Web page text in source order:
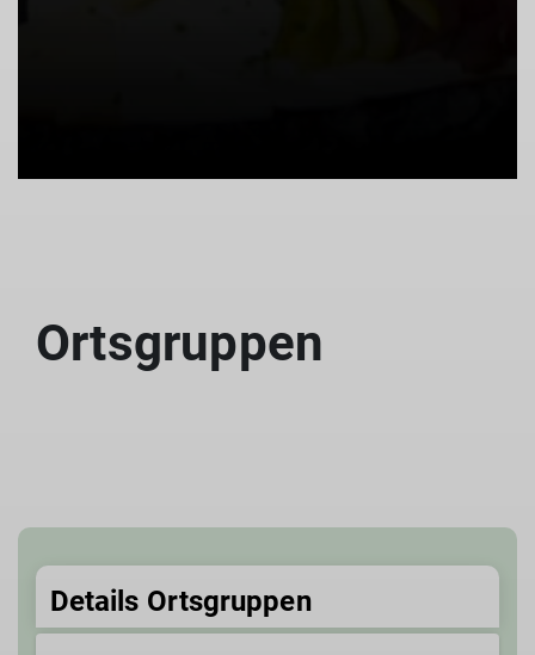
Ortsgruppen
Details Ortsgruppen